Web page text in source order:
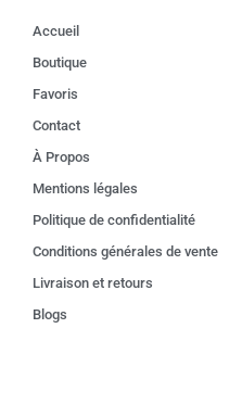
Accueil
Boutique
Favoris
Contact
À Propos
Mentions légales
Politique de confidentialité
Conditions générales de vente
Livraison et retours
Blogs